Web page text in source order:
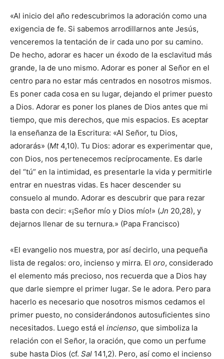
«Al inicio del año redescubrimos la adoración como una
exigencia de fe. Si sabemos arrodillarnos ante Jesús,
venceremos la tentación de ir cada uno por su camino.
De hecho, adorar es hacer un éxodo de la esclavitud más
grande, la de uno mismo. Adorar es poner al Señor en el
centro para no estar más centrados en nosotros mismos.
Es poner cada cosa en su lugar, dejando el primer puesto
a Dios. Adorar es poner los planes de Dios antes que mi
tiempo, que mis derechos, que mis espacios. Es aceptar
la enseñanza de la Escritura: «Al Señor, tu Dios,
adorarás» (Mt4,10). Tu Dios: adorar es experimentar que,
con Dios, nos pertenecemos recíprocamente. Es darle
del “tú” en la intimidad, es presentarle la vida y permitirle
entrar en nuestras vidas. Es hacer descender su
consuelo al mundo. Adorar es descubrir que para rezar
basta con decir: «¡Señor mío y Dios mío!» (Jn 20,28), y
dejarnos llenar de su ternura.» (Papa Francisco)
«El evangelio nos muestra, por así decirlo, una pequeña
lista de regalos: oro, incienso y mirra. El oro, considerado
el elemento más precioso, nos recuerda que a Dios hay
que darle siempre el primer lugar. Se le adora. Pero para
hacerlo es necesario que nosotros mismos cedamos el
primer puesto, no considerándonos autosuficientes sino
necesitados. Luego está el incienso, que simboliza la
relación con el Señor, la oración, que como un perfume
sube hasta Dios (cf. Sal 141,2). Pero, así como el incienso